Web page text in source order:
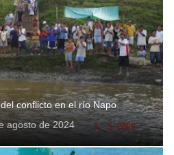
conflicto en el río Napo
agosto de 2024